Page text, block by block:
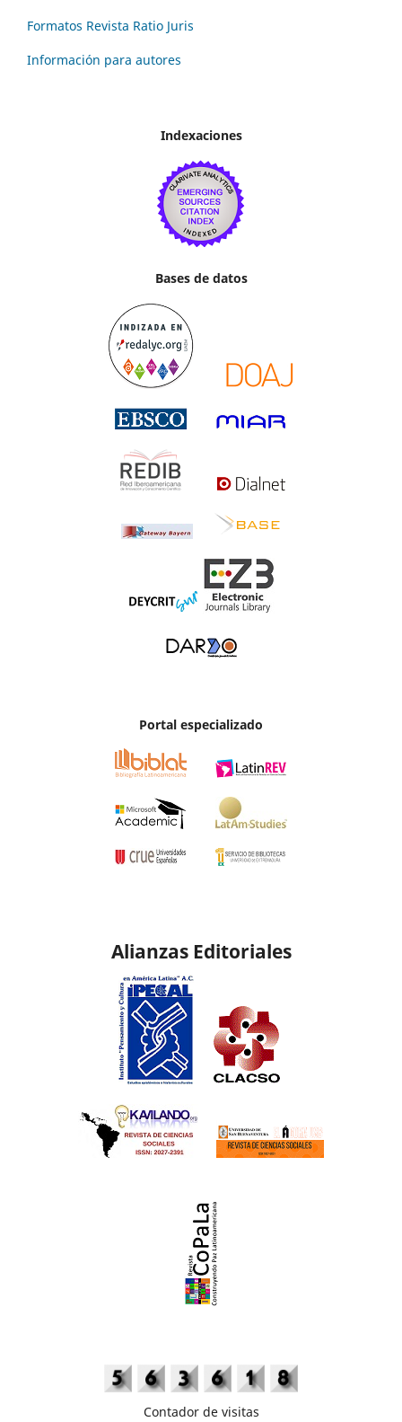
Formatos Revista Ratio Juris
Información para autores
Indexaciones
Bases de datos
Portal especializado
Alianzas Editoriales
Contador de visitas